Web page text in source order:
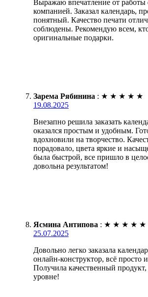
Выражаю впечатление от работы
компанией. Заказал календарь,
понятный. Качество печати
соблюдены. Рекомендую всем,
оригинальные подарки.
Зарема Рябинина : ★ ★ ★ ★ ★
19.08.2025
Внезапно решила заказать
оказался простым и удобным.
вдохновили на творчество.
порадовало, цвета яркие и
была быстрой, все пришло в
довольна результатом!
Ясмина Антипова : ★ ★ ★ ★ ★
25.07.2025
Довольно легко заказала
онлайн-конструктор, всё просто
Получила качественный
уровне!